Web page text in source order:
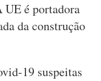
é portadora
da construção
19 suspeitas